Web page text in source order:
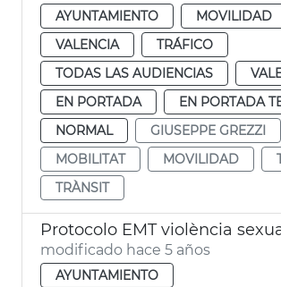
AYUNTAMIENTO
MOVILIDAD
VALENCIA
TRÁFICO
TODAS LAS AUDIENCIAS
EN PORTADA
EN PORTADA
NORMAL
GIUSEPPE GREZZI
MOBILITAT
MOVILIDAD
TRÀNSIT
Protocolo EMT violència
modificado hace 5 años
AYUNTAMIENTO